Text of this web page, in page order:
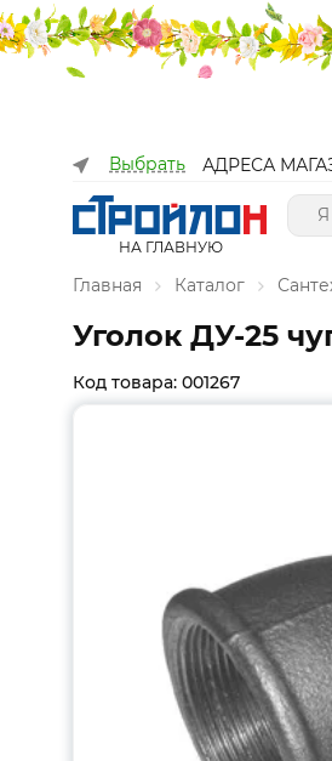
Выбрать АДРЕСА
НА ГЛАВНУЮ
Главная Каталог
Уголок ДУ-25
Код товара: 001267